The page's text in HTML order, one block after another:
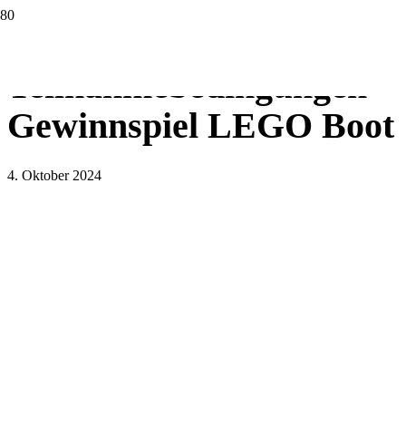
Teilnahmebedingungen
Gewinnspiel LEGO Boot
4. Oktober 2024